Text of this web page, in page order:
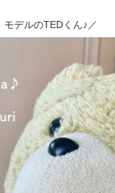
デルのTEDくん♪／